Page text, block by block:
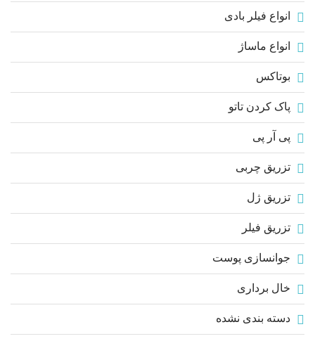
انواع فیلر بادی
انواع ماساژ
بوتاکس
پاک کردن تاتو
پی آر پی
تزریق چربی
تزریق ژل
تزریق فیلر
جوانسازی پوست
خال برداری
دسته بندی نشده